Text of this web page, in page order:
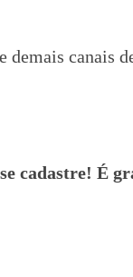
demais canais
cadastre! É